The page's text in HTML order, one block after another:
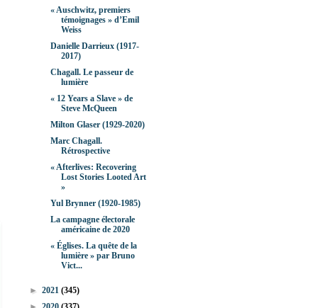
« Auschwitz, premiers
témoignages » d’Emil
Weiss
Danielle Darrieux (1917-
2017)
Chagall. Le passeur de
lumière
« 12 Years a Slave » de
Steve McQueen
Milton Glaser (1929-2020)
Marc Chagall.
Rétrospective
« Afterlives: Recovering
Lost Stories Looted Art
»
Yul Brynner (1920-1985)
La campagne électorale
américaine de 2020
« Églises. La quête de la
lumière » par Bruno
Vict...
► 2021 (345)